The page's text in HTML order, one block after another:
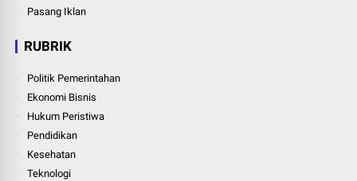
Pasang Iklan
RUBRIK
Politik Pemerintahan
Ekonomi Bisnis
Hukum Peristiwa
Pendidikan
Kesehatan
Teknologi